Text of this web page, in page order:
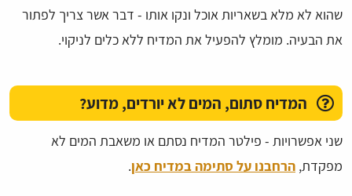
שהוא לא מלא בשאריות אוכל ונקו אותו - דבר אשר צריך לפתור
את הבעיה. מומלץ להפעיל את המדיח ללא כלים לניקוי.
המדיח סתום, המים לא יורדים, מדוע?
שני אפשרויות - פילטר המדיח נסתם או משאבת המים לא
מפקדת, הרחבנו על סתימה במדיח כאן.